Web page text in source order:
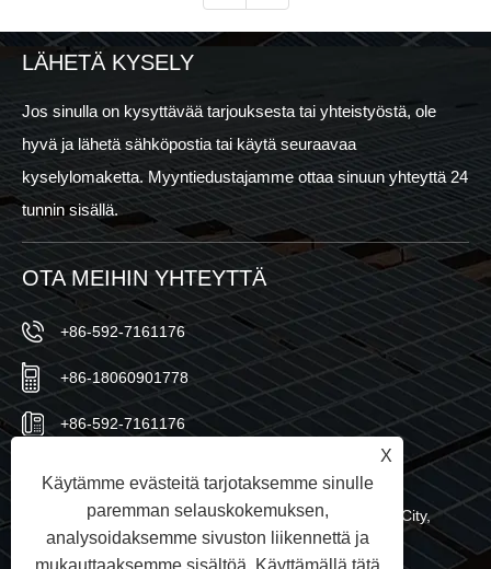
LÄHETÄ KYSELY
Jos sinulla on kysyttävää tarjouksesta tai yhteistyöstä, ole
hyvä ja lähetä sähköpostia tai käytä seuraavaa
kyselylomaketta. Myyntiedustajamme ottaa sinuun yhteyttä 24
tunnin sisällä.
OTA MEIHIN YHTEYTTÄ
+86-592-7161176
+86-18060901778
+86-592-7161176
No.766 Qishan North Road, Huli District, Xiamen City,
Fujianin maakunta, Kiina
X
Käytämme evästeitä tarjotaksemme sinulle
paremman selauskokemuksen,
analysoidaksemme sivuston liikennettä ja
mukauttaaksemme sisältöä. Käyttämällä tätä